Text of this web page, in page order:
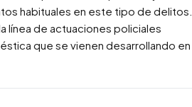
habituales en este tipo de delitos.
línea de actuaciones policiales
que se vienen desarrollando en